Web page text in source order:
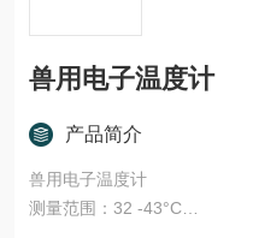
兽用电子温度计
产品简介
兽用电子温度计
测量范围：32 -43°C